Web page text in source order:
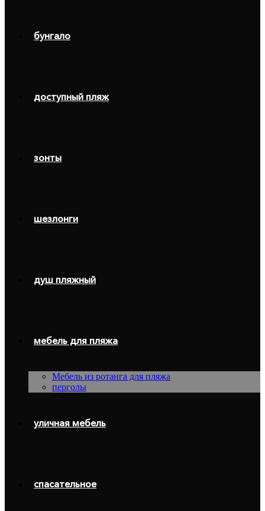
бунгало
доступный пляж
зонты
шезлонги
душ пляжный
мебель для пляжа
Мебель из ротанга для пляжа
перголы
уличная мебель
спасательное